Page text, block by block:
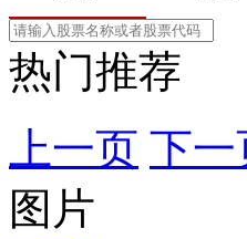
热门推荐
上一页 下一
图片